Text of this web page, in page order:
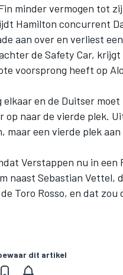
minder vermogen tot
Hamilton concurrent
aan over en verliest
de Safety Car,
voorsprong heeft op
en de Duitser
naar de vierde plek.
maar een vierde plek
Verstappen nu in een
naast Sebastian Vettel,
Toro Rosso, en dat zou
dit artikel